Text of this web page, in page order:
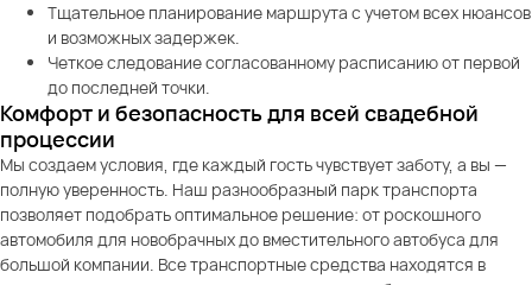
Тщательное планирование маршрута с учетом всех нюансов
и возможных задержек.
Четкое следование согласованному расписанию от первой
до последней точки.
Комфорт и безопасность для всей свадебной
процессии
Мы создаем условия, где каждый гость чувствует заботу, а вы —
полную уверенность. Наш разнообразный парк транспорта
позволяет подобрать оптимальное решение: от роскошного
автомобиля для новобрачных до вместительного автобуса для
большой компании. Все транспортные средства находятся в